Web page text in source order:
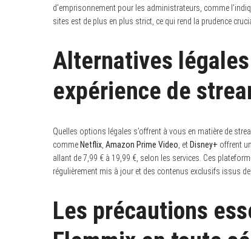
d’emprisonnement pour les administrateurs, comme
sites est de plus en plus strict, ce qui rend la prudence
Alternatives
expérience de
Quelles options légales s’offrent à vous en matière de
comme Netflix Amazon Prime Video , et Disney+ offrent
allant de 7,99 € à 19,99 €, selon les services. Ces
régulièrement mis à jour et des contenus exclusifs issus
Les précautions